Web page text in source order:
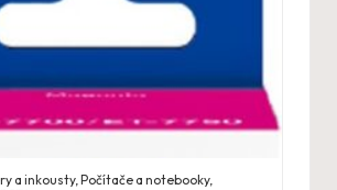
a inkousty,Počítače a notebooky,